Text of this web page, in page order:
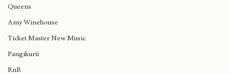
NewYork
Queens
Amy Winehouse
Ticket Master New Music
Pangikurü